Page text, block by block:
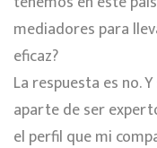
mediadores para
eficaz?
La respuesta es no.
aparte de ser
el perfil que mi